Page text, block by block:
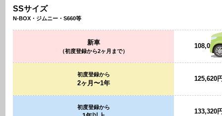
SSサイズ
N-BOX・ジムニー・S660等
新車
（初度登録から2ヶ月まで）
108,020
初度登録から
2ヶ月〜1年
125,620
初度登録から
133,320